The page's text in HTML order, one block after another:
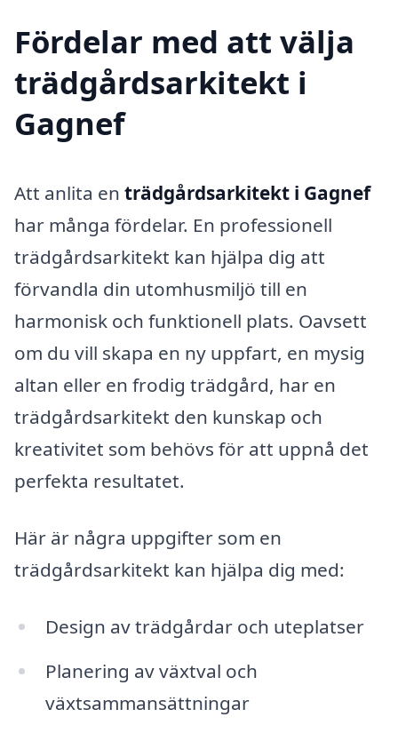
Fördelar med att välja
trädgårdsarkitekt i
Gagnef
Att anlita en trädgårdsarkitekt i Gagnef
har många fördelar. En professionell
trädgårdsarkitekt kan hjälpa dig att
förvandla din utomhusmiljö till en
harmonisk och funktionell plats. Oavsett
om du vill skapa en ny uppfart, en mysig
altan eller en frodig trädgård, har en
trädgårdsarkitekt den kunskap och
kreativitet som behövs för att uppnå det
perfekta resultatet.
Här är några uppgifter som en
trädgårdsarkitekt kan hjälpa dig med:
Design av trädgårdar och uteplatser
Planering av växtval och
växtsammansättningar